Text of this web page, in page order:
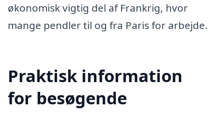
økonomisk vigtig del af Frankrig, hvor
mange pendler til og fra Paris for arbejde.
Praktisk information
for besøgende